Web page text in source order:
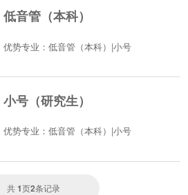
低音管（本科）
优势专业：低音管（本科）|小号
小号（研究生）
优势专业：低音管（本科）|小号
共1页2条记录